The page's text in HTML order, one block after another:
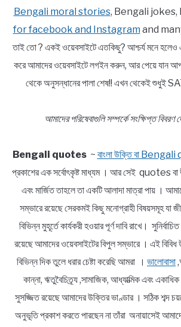
Bengali moral stories, Bengali jokes,
for facebook and Instagram and
তাই তো ? একই ওয়েবসাইটে এতকিছু? আশ্চর্য মনে হলেও
করে আমাদের ওয়েবসাইটে লগইন করুন, আর পেয়ে যান
থেকে অনুসন্ধানের পালা শেষ!! এখন থেকেই
আমাদের পরিষেবাগুলি সম্পর্কে সংক্ষিপ্ত বিবরণ
Bengali quotes~ বাংলা উক্তি বা
প্রকাশের এক সর্বোৎকৃষ্ট মাধ্যম । আর সেই quotes বা
এবং মার্জিত তাহলে তা একটি আলাদা মাত্রা পায় ।
সম্ভারে রয়েছে সেরকমই কিছু মনোগ্রাহী বিষয়সমূহ যা
বিভিন্ন মুহূর্তে কার্যকরী হওয়ার পূর্ণ দাবি রাখে।
রয়েছে আমাদের ওয়েবসাইটের বিপুল সম্ভারে । এই বিবিধ
বিভিন্ন দিক তুলে ধরার চেষ্টা করেছি আমরা । ভালোবাসা
কান্না, ঋতুবৈচিত্র্য ,সামাজিক, আধ্যাত্মিক এবং
সুসজ্জিত রয়েছে আমাদের উক্তির ভাণ্ডার । সঠিক শব্দ
অনুভূতি প্রকাশ করতে পারছেন না তাঁরা অনায়াসেই